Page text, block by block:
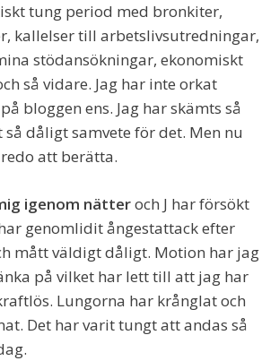
tung period med bronkiter,
kallelser till arbetslivsutredningar,
stödansökningar, ekonomiskt
så vidare. Jag har inte orkat
bloggen ens. Jag har skämts så
så dåligt samvete för det. Men nu
att berätta.
igenom nätteroch J har försökt
genomlidit ångestattack efter
mått väldigt dåligt. Motion har jag
på vilket har lett till att jag har
Lungorna har krånglat och
Det har varit tungt att andas så